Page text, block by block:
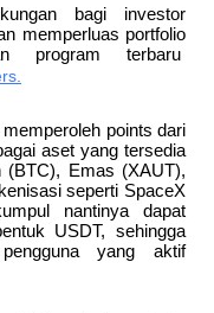
bagi investor
memperluas portfolio
program terbaru
points dari
aset yang tersedia
(BTC), Emas (XAUT),
seperti SpaceX
nantinya dapat
USDT, sehingga
yang aktif